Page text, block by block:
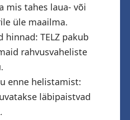
mis tahes laua- või
üle maailma.
hinnad: TELZ pakub
rahvusvaheliste
enne helistamist:
läbipaistvad